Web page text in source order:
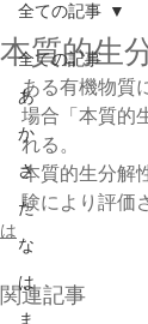
全ての記事
あ
か
さ
た
な
は
ま
全ての記事
本質的生
ある有機物質
場合「本質的
れる。
本質的生分解
験により評価
は
関連記事